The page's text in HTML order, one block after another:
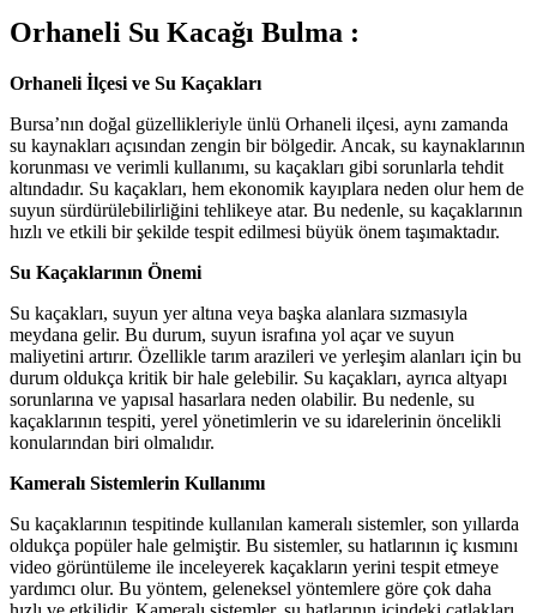
Orhaneli Su Kacağı Bulma :
Orhaneli İlçesi ve Su Kaçakları
Bursa’nın doğal güzellikleriyle ünlü Orhaneli ilçesi, aynı zamanda
su kaynakları açısından zengin bir bölgedir. Ancak, su kaynaklarının
korunması ve verimli kullanımı, su kaçakları gibi sorunlarla tehdit
altındadır. Su kaçakları, hem ekonomik kayıplara neden olur hem de
suyun sürdürülebilirliğini tehlikeye atar. Bu nedenle, su kaçaklarının
hızlı ve etkili bir şekilde tespit edilmesi büyük önem taşımaktadır.
Su Kaçaklarının Önemi
Su kaçakları, suyun yer altına veya başka alanlara sızmasıyla
meydana gelir. Bu durum, suyun israfına yol açar ve suyun
maliyetini artırır. Özellikle tarım arazileri ve yerleşim alanları için bu
durum oldukça kritik bir hale gelebilir. Su kaçakları, ayrıca altyapı
sorunlarına ve yapısal hasarlara neden olabilir. Bu nedenle, su
kaçaklarının tespiti, yerel yönetimlerin ve su idarelerinin öncelikli
konularından biri olmalıdır.
Kameralı Sistemlerin Kullanımı
Su kaçaklarının tespitinde kullanılan kameralı sistemler, son yıllarda
oldukça popüler hale gelmiştir. Bu sistemler, su hatlarının iç kısmını
video görüntüleme ile inceleyerek kaçakların yerini tespit etmeye
yardımcı olur. Bu yöntem, geleneksel yöntemlere göre çok daha